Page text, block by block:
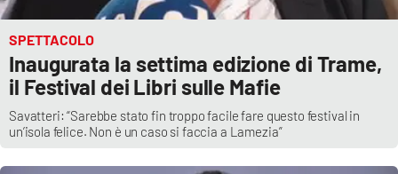
SPETTACOLO
Inaugurata la settima edizione di Trame,
il Festival dei Libri sulle Mafie
Savatteri: “Sarebbe stato fin troppo facile fare questo festival in
un’isola felice. Non è un caso si faccia a Lamezia”